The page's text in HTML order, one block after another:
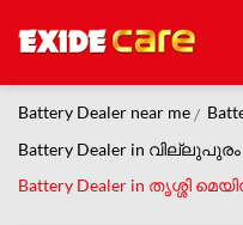
Battery Dealer near me
Battery Dealer in വില്ലുപുരം
Battery Dealer in തൃശ്ശി